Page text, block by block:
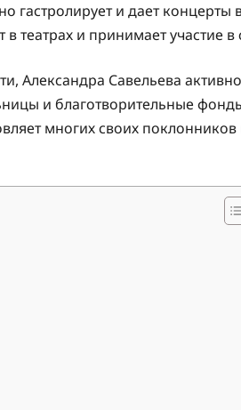
гастролирует и дает концерты
театрах и принимает участие
Александра Савельева
и благотворительные
многих своих